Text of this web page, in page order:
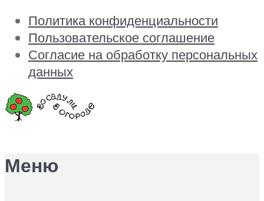
Политика конфиденциальности
Пользовательское соглашение
Согласие на обработку персональных
данных
Меню